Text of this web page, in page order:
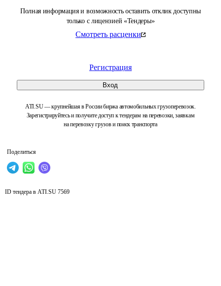
Полная информация и возможность оставить отклик доступны
только с лицензией «Тендеры»
Смотреть расценки
Регистрация
Вход
ATI.SU — крупнейшая в России биржа автомобильных грузоперевозок.
Зарегистрируйтесь и получите доступ к тендерам на перевозки, заявкам
на перевозку грузов и поиск транспорта
Поделиться
ID тендера в ATI.SU 7569